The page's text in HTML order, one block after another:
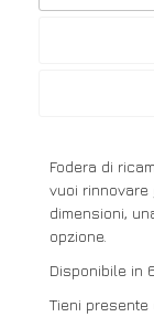
Fodera di
vuoi
dimensioni,
opzione.
Disponibile in 6
Tieni